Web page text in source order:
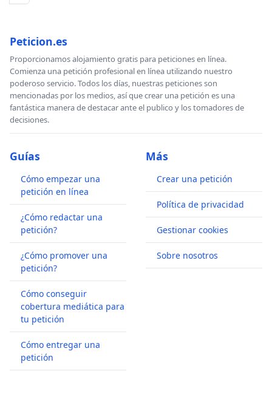
Peticion.es
Proporcionamos alojamiento gratis para peticiones en línea.
Comienza una petición profesional en línea utilizando nuestro
poderoso servicio. Todos los días, nuestras peticiones son
mencionadas por los medios, así que crear una petición es una
fantástica manera de destacar ante el publico y los tomadores de
decisiones.
Guías
Cómo empezar una
petición en línea
¿Cómo redactar una
petición?
¿Cómo promover una
petición?
Cómo conseguir
cobertura mediática para
tu petición
Cómo entregar una
petición
Más
Crear una petición
Política de privacidad
Gestionar cookies
Sobre nosotros